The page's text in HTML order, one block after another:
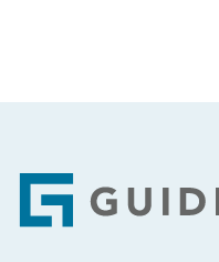
Footer